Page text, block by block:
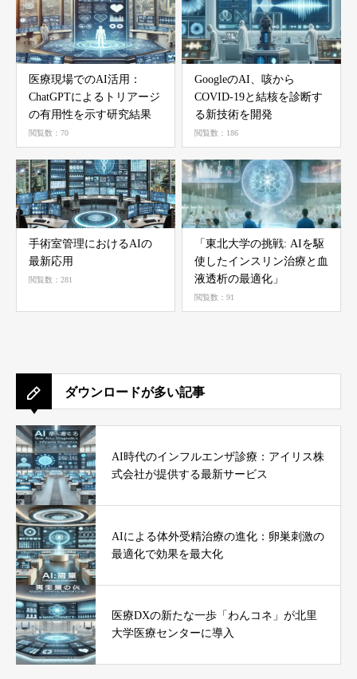
医療現場でのAI活用：
ChatGPTによるトリアージ
の有用性を示す研究結果
閲覧数：70
GoogleのAI、咳から
COVID-19と結核を診断す
る新技術を開発
閲覧数：186
手術室管理におけるAIの
最新応用
閲覧数：281
「東北大学の挑戦: AIを駆
使したインスリン治療と血
液透析の最適化」
閲覧数：91
ダウンロードが多い記事
AI時代のインフルエンザ診療：アイリス株
式会社が提供する最新サービス
AIによる体外受精治療の進化：卵巣刺激の
最適化で効果を最大化
医療DXの新たな一歩「わんコネ」が北里
大学医療センターに導入